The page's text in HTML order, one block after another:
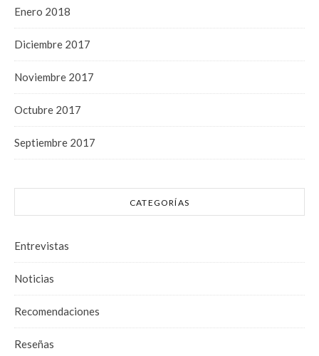
Enero 2018
Diciembre 2017
Noviembre 2017
Octubre 2017
Septiembre 2017
CATEGORÍAS
Entrevistas
Noticias
Recomendaciones
Reseñas